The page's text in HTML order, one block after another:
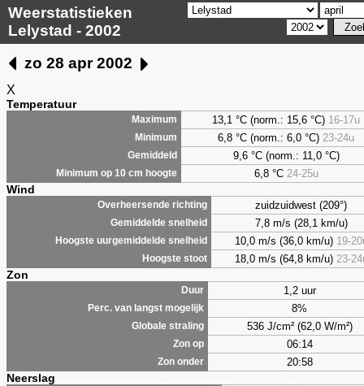
Weerstatistieken
Lelystad - 2002
zo 28 apr 2002
X
Temperatuur
Maximum 13,1 °C (norm.: 15,6 °C) 16-17u
Minimum 6,8 °C (norm.: 6,0 °C) 23-24u
Gemiddeld 9,6°C (norm.: 11,0 °C)
Minimum op 10 cm hoogte 6,8°C 24-25u
Wind
Overheersende richting zuidzuidwest (209°)
Gemiddelde snelheid 7,8 m/s (28,1 km/u)
Hoogste uurgemiddelde snelheid 10,0 m/s (36,0 km/u) 19-
Hoogste stoot 18,0 m/s (64,8 km/u) 23-
Zon
Duur 1,2 uur
Perc. van langst mogelijk 8%
Globale straling 536 J/cm² (62,0 W/m²)
Zon op 06:14
Zon onder 20:58
Neerslag